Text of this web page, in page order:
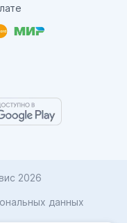
2026
данных